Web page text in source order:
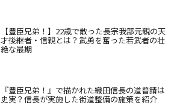
【豊臣兄弟！】22歳で散った長宗我部元親の天
才後継者・信親とは？武勇を奮った若武者の壮
絶な最期
『豊臣兄弟！』で描かれた織田信長の道普請は
史実？信長が実施した街道整備の施策を紹介